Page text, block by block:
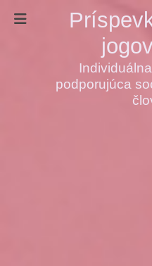
podporujúca